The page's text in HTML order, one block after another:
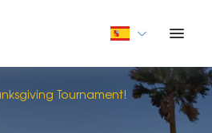
Tournament!